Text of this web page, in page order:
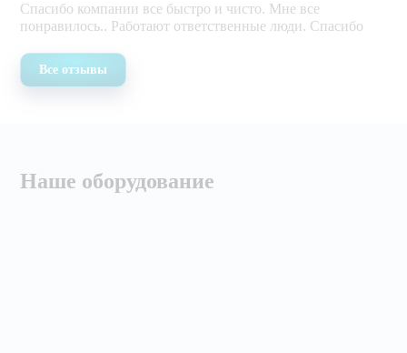
Спасибо компании все быстро и чисто. Мне все
понравилось.. Работают ответственные люди. Спасибо
Все отзывы
Наше оборудование